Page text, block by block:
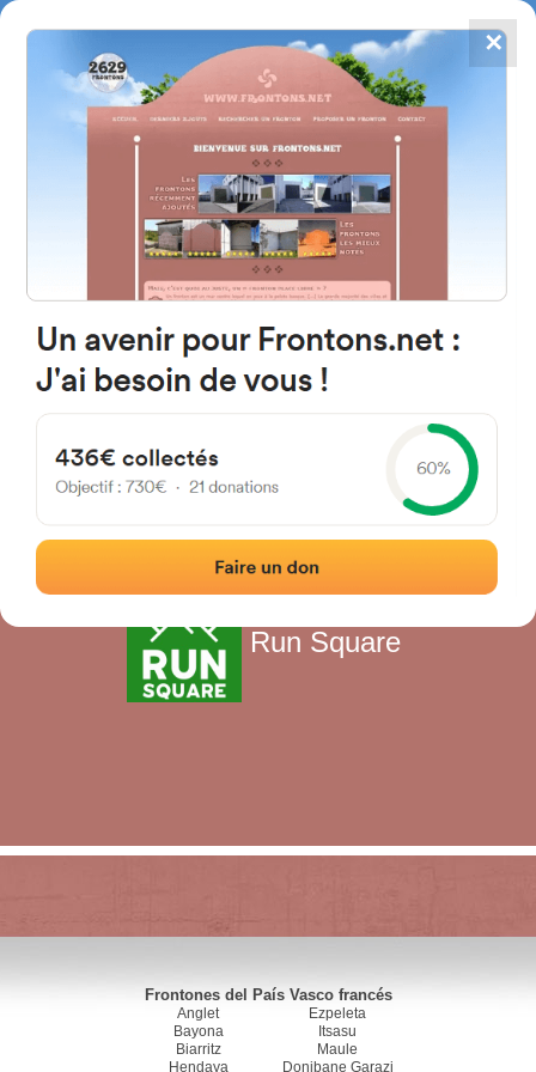
FRONTONS.NET
BUSCAR UN FRONTÓN
AÑADIR UN FRONTÓN
4784
frontones
@FRONTONS_NET
Run Square
Frontones del País Vasco francés
Anglet
Bayona
Biarritz
Hendaya
Ezpeleta
Itsasu
Maule
Donibane Garazi
✕